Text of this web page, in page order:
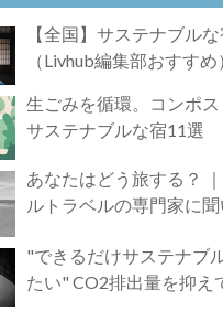
【全国】サステナブル
（Livhub編集部おすすめ
生ごみを循環。コンポ
サステナブルな宿11選
あなたはどう旅する？ ｜ 英国サステナブ
ルトラベルの専門家に
"できるだけサステナブ
たい" CO2排出量を抑え